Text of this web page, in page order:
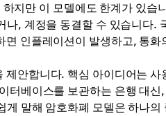
지만 이 모델에도 한계가 있습
나, 계정을 동결할 수 있습니다.
면 인플레이션이 발생하고, 통
제안합니다. 핵심 아이디어는
터베이스를 보관하는 은행 대
게 말해 암호화폐 모델은 하나